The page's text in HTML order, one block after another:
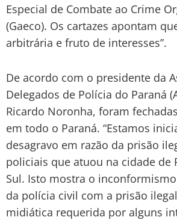
Especial de Combate ao Crime
(Gaeco). Os cartazes apontam
arbitrária e fruto de interesses”.
De acordo com o presidente da
Delegados de Polícia do Paraná
Ricardo Noronha, foram
em todo o Paraná. “Estamos
desagravo em razão da prisão
policiais que atuou na cidade de
Sul. Isto mostra o
da polícia civil com a prisão
midiática requerida por alguns